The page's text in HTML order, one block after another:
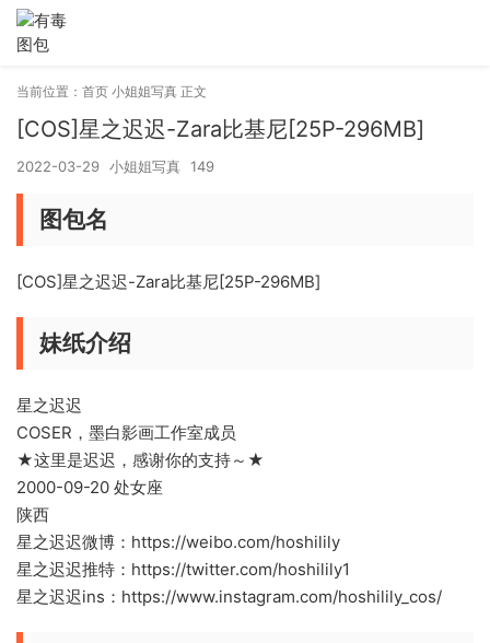
当前位置： 首页 小姐姐写真 正文
[COS]星之迟迟-Zara比基尼[25P-296MB]
2022-03-29 小姐姐写真 149
图包名
[COS]星之迟迟-Zara比基尼[25P-296MB]
妹纸介绍
星之迟迟
COSER，墨白影画工作室成员
★这里是迟迟，感谢你的支持～★
2000-09-20 处女座
陕西
星之迟迟微博：https://weibo.com/hoshilily
星之迟迟推特：https://twitter.com/hoshilily1
星之迟迟ins：https://www.instagram.com/hoshilily_cos/